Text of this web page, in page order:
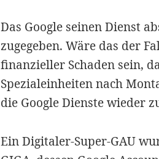
Das Google seinen Dienst
zugegeben. Wäre das der
finanzieller Schaden sein,
Spezialeinheiten nach
die Google Dienste wieder
Ein Digitaler-Super-GAU